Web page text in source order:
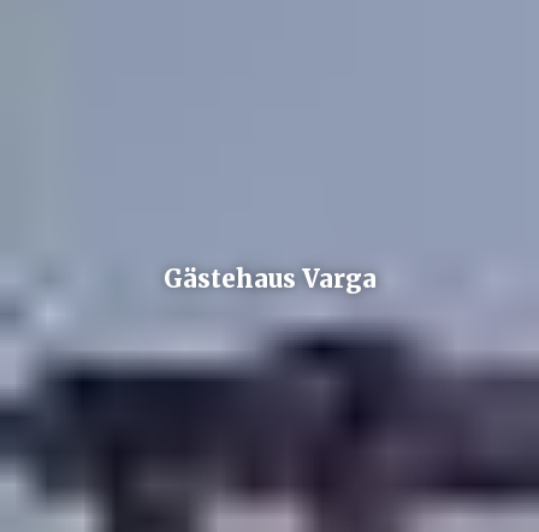
Gästehaus Varga